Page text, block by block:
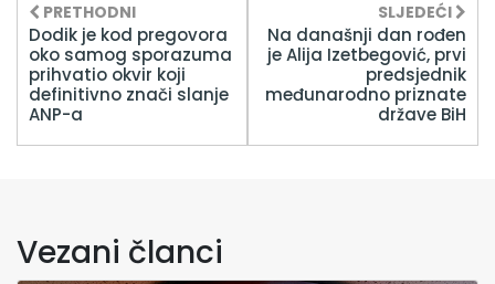
PRETHODNI
Dodik je kod pregovora
oko samog sporazuma
prihvatio okvir koji
definitivno znači slanje
ANP-a
SLJEDEĆI
Na današnji dan rođen
je Alija Izetbegović, prvi
predsjednik
međunarodno priznate
države BiH
Vezani članci